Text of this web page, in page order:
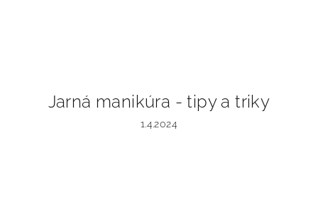
Jarná manikúra - tipy a triky
1.4.2024